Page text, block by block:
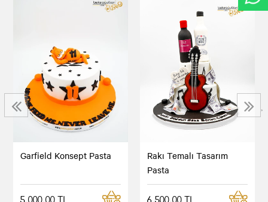
Garfield Konsept Pasta
Rakı Temalı Tasarım
Pasta
‹ ›